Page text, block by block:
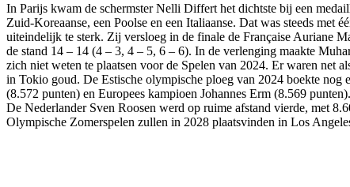
In Parijs kwam de schermster Nelli Differt het dichtste bij een
Zuid-Koreaanse, een Poolse en een Italiaanse. Dat was steeds
uiteindelijk te sterk. Zij versloeg in de finale de Française Auriane
de stand 14 – 14 (4 – 3, 4 – 5, 6 – 6). In de verlenging maakte
zich niet weten te plaatsen voor de Spelen van 2024. Er waren net
in Tokio goud. De Estische olympische ploeg van 2024 boekte nog
(8.572 punten) en Europees kampioen Johannes Erm (8.569
De Nederlander Sven Roosen werd op ruime afstand vierde, met
Olympische Zomerspelen zullen in 2028 plaatsvinden in Los